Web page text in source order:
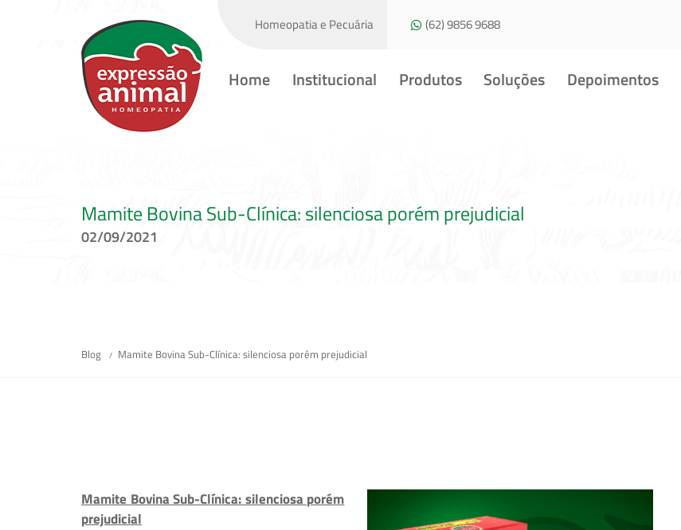
Homeopatia e Pecuária (62) 9856 9688
Home Institucional Produtos Soluções Depoimentos
Mamite Bovina Sub-Clínica: silenciosa porém prejudicial
02/09/2021
Blog Mamite Bovina Sub-Clínica: silenciosa porém prejudicial
Mamite Bovina Sub-Clínica: silenciosa porém
prejudicial